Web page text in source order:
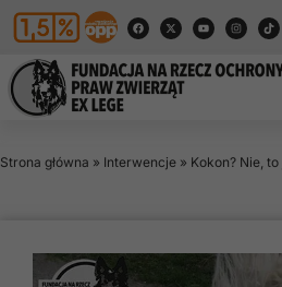
Strona główna » Interwencje » Kokon? Nie,